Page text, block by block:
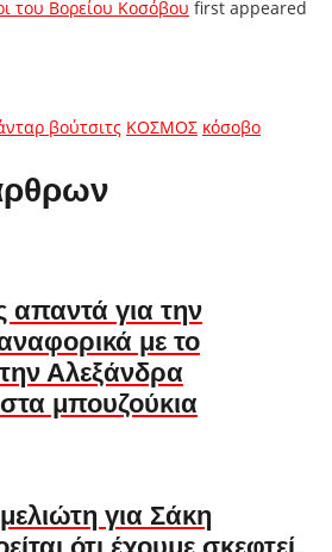
του Βορείου Κοσόβου first appeared
βούτσιτς ΚΟΣΜΟΣ κόσοβο
απαντά για την
με το
Αλεξάνδρα
μπουζούκια
για Σάκη